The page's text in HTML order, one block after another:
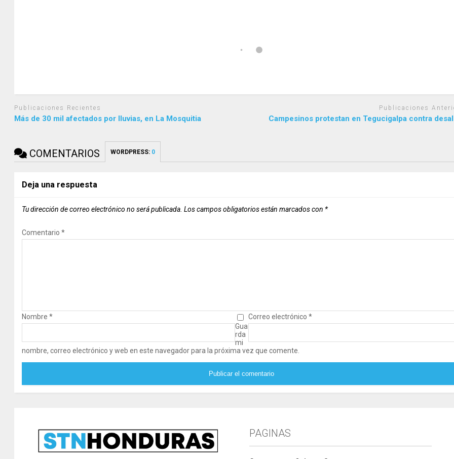
Publicaciones Recientes
Más de 30 mil afectados por lluvias, en La Mosquitia
Publicaciones
Campesinos protestan en Tegucigalpa contra
COMENTARIOS WORDPRESS: 0
Deja una respuesta
Tu dirección de correo electrónico no será publicada. Los campos obligatorios están marcados con *
Comentario*
Nombre* Correo electrónico *
Gua
rda
mi
nombre, correo electrónico y web en este navegador para la próxima vez que comente.
PAGINAS